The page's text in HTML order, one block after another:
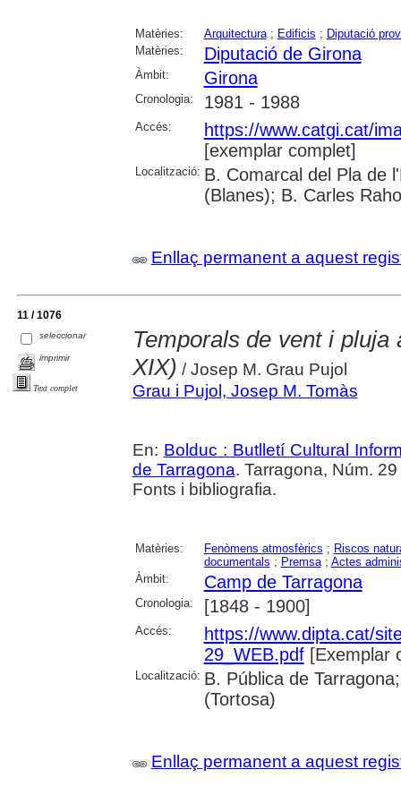
Matèries: Arquitectura; Edificis ; Diputació
Matèries:
Diputació de Girona
Àmbit: Girona
Cronologia: 1981 - 1988
Accés:
https://www.catgi.cat/
[exemplar complet]
Localització: B. Comarcal del Pla de
(Blanes); B. Carles
Enllaç permanent a aquest
11 / 1076
seleccionar
imprimir
Text complet
Temporals de vent i
XIX) / Josep M. Grau Pujol
Grau i Pujol, Josep M. Tomàs
En: Bolduc : Butlletí Cultural
de Tarragona. Tarragona, Núm.
Fonts i bibliografia.
Matèries: Fenòmens atmosfèrics ; Riscos
documentals ; Premsa; Actes
Àmbit:
Camp de Tarragona
Cronologia: [1848 - 1900]
Accés:
https://www.dipta.cat/
29_WEB.pdf[Exemplar
Localització: B. Pública de
(Tortosa)
Enllaç permanent a aquest